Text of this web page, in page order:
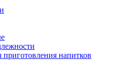
приготовления напитков